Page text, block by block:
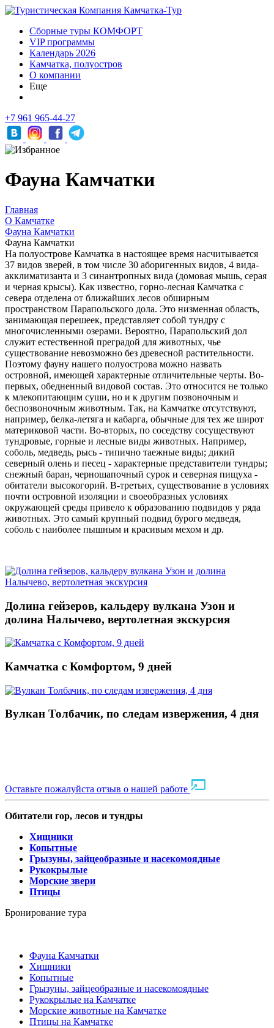
Сборные туры КОМФОРТ
VIP программы
Календарь 2026
Камчатка, полуостров
О компании
Еще
+7 961 965-44-27
Фауна Камчатки
Главная
О Камчатке
Фауна Камчатки
Фауна Камчатки
На полуострове Камчатка в настоящее время насчитывается
37 видов зверей, в том числе 30 аборигенных видов, 4 вида-
акклиматизанта и 3 синантропных вида (домовая мышь, серая
и черная крысы). Как известно, горно-лесная Камчатка с
севера отделена от ближайших лесов обширным
пространством Парапольского дола. Это низменная область,
занимающая перешеек, представляет собой тундру с
многочисленными озерами. Вероятно, Парапольский дол
служит естественной преградой для животных, чье
существование невозможно без древесной растительности.
Поэтому фауну нашего полуострова можно назвать
островной, имеющей характерные отличительные черты. Во-
первых, обедненный видовой состав. Это относится не только
к млекопитающим суши, но и к другим позвоночным и
беспозвоночным животным. Так, на Камчатке отсутствуют,
например, белка-летяга и кабарга, обычные для тех же широт
материковой части. Во-вторых, по соседству сосуществуют
тундровые, горные и лесные виды животных. Например,
соболь, медведь, рысь - типично таежные виды; дикий
северный олень и песец - характерные представители тундры;
снежный баран, черношапочный сурок и северная пищуха -
обитатели высокогорий. В-третьих, существование в условиях
почти островной изоляции и своеобразных условиях
окружающей среды привело к образованию подвидов у ряда
животных. Это самый крупный подвид бурого медведя,
соболь с наиболее пышным и красивым мехом и др.
Долина гейзеров, кальдеру вулкана Узон и
долина Налычево, вертолетная экскурсия
Камчатка с Комфортом, 9 дней
Вулкан Толбачик, по следам извержения, 4 дня
Оставьте пожалуйста отзыв о нашей работе
Обитатели гор, лесов и тундры
Хищники
Копытные
Грызуны, зайцеобразные и насекомоядные
Рукокрылые
Морские звери
Птицы
Бронирование тура
Фауна Камчатки
Хищники
Копытные
Грызуны, зайцеобразные и насекомоядные
Рукокрылые на Камчатке
Морские животные на Камчатке
Птицы на Камчатке